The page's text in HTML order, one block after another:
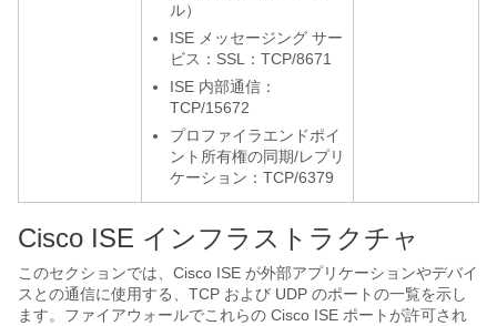
ル）
ISE メッセージング サー
ビス：SSL：TCP/8671
ISE 内部通信：
TCP/15672
プロファイラエンドポイ
ント所有権の同期/レプリ
ケーション：TCP/6379
Cisco ISE インフラストラクチャ
このセクションでは、Cisco ISE が外部アプリケーションやデバイ
スとの通信に使用する、TCP および UDP のポートの一覧を示し
ます。ファイアウォールでこれらの Cisco ISE ポートが許可され